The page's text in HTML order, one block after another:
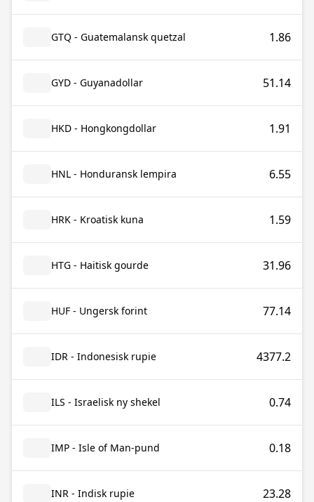
GTQ - Guatemalansk quetzal 1.86
GYD - Guyanadollar 51.14
HKD - Hongkongdollar 1.91
HNL - Honduransk lempira 6.55
HRK - Kroatisk kuna 1.59
HTG - Haitisk gourde 31.96
HUF - Ungersk forint 77.14
IDR - Indonesisk rupie 4377.2
ILS - Israelisk ny shekel 0.74
IMP - Isle of Man-pund 0.18
INR - Indisk rupie 23.28